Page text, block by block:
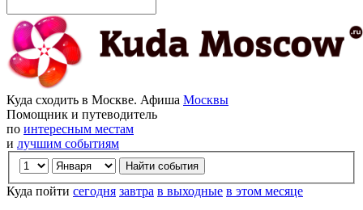
Куда сходить в Москве. Афиша Москвы
Помощник и путеводитель
по интересным местам
и лучшим событиям
Куда пойти сегодня завтра в выходные в этом месяце